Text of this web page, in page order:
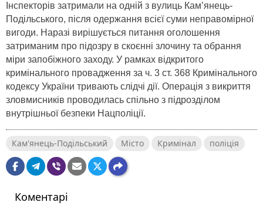
Інспекторів затримали на одній з вулиць Кам’янець-
Подільського, після одержання всієї суми неправомірної
вигоди. Наразі вирішується питання оголошення
затриманим про підозру в скоєнні злочину та обрання
міри запобіжного заходу. У рамках відкритого
кримінального провадження за ч. 3 ст. 368 Кримінального
кодексу України тривають слідчі дії. Операція з викриття
зловмисників проводилась спільно з підрозділом
внутрішньої безпеки Нацполіції.
Кам'янець-Подільський Місто Кримінал поліція
Коментарі